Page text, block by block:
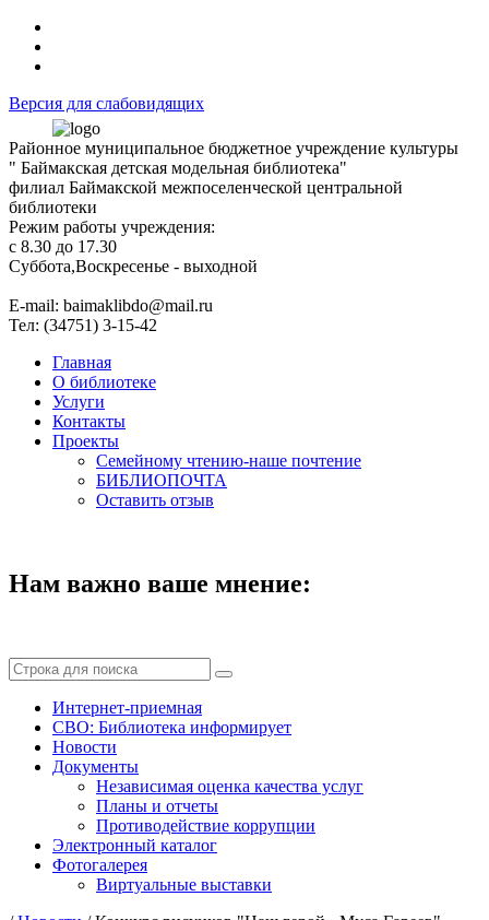
Версия для слабовидящих
Районное муниципальное бюджетное учреждение культуры
" Баймакская детская модельная библиотека"
филиал Баймакской межпоселенческой центральной
библиотеки
Режим работы учреждения:
с 8.30 до 17.30
Суббота,Воскресенье - выходной
Е-mail: baimaklibdo@mail.ru
Тел: (34751) 3-15-42
Главная
О библиотеке
Услуги
Контакты
Проекты
Семейному чтению-наше почтение
БИБЛИОПОЧТА
Оставить отзыв
Нам важно ваше мнение:
Интернет-приемная
СВО: Библиотека информирует
Новости
Документы
Независимая оценка качества услуг
Планы и отчеты
Противодействие коррупции
Электронный каталог
Фотогалерея
Виртуальные выставки